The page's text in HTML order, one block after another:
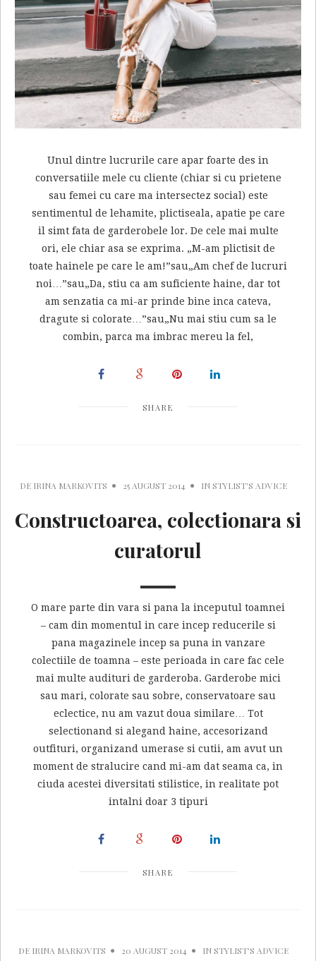
Unul dintre lucrurile care apar foarte des in
conversatiile mele cu cliente (chiar si cu prietene
sau femei cu care ma intersectez social) este
sentimentul de lehamite, plictiseala, apatie pe care
il simt fata de garderobele lor. De cele mai multe
ori, ele chiar asa se exprima. „M-am plictisit de
toate hainele pe care le am!”sau„Am chef de lucruri
noi…”sau„Da, stiu ca am suficiente haine, dar tot
am senzatia ca mi-ar prinde bine inca cateva,
dragute si colorate…”sau„Nu mai stiu cum sa le
combin, parca ma imbrac mereu la fel,
SHARE
DE IRINA MARKOVITS 25 AUGUST 2014 IN STYLIST'S ADVICE
Constructoarea, colectionara si
curatorul
O mare parte din vara si pana la inceputul toamnei
– cam din momentul in care incep reducerile si
pana magazinele incep sa puna in vanzare
colectiile de toamna – este perioada in care fac cele
mai multe audituri de garderoba. Garderobe mici
sau mari, colorate sau sobre, conservatoare sau
eclectice, nu am vazut doua similare… Tot
selectionand si alegand haine, accesorizand
outfituri, organizand umerase si cutii, am avut un
moment de stralucire cand mi-am dat seama ca, in
ciuda acestei diversitati stilistice, in realitate pot
intalni doar 3 tipuri
SHARE
DE IRINA MARKOVITS 20 AUGUST 2014 IN STYLIST'S ADVICE